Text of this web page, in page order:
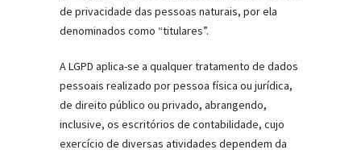
de privacidade das pessoas naturais, por ela
denominados como “titulares”.
A LGPD aplica-se a qualquer tratamento de dados
pessoais realizado por pessoa física ou jurídica,
de direito público ou privado, abrangendo,
inclusive, os escritórios de contabilidade, cujo
exercício de diversas atividades dependem da